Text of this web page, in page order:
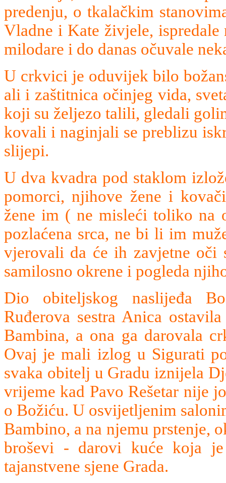
predenju, o tkalačkim
Vladne i Kate živjele,
milodare i do danas očuvale
U crkvici je oduvijek bilo
ali i zaštitnica očinjeg vida,
koji su željezo talili, gledali
kovali i naginjali se preblizu
slijepi.
U dva kvadra pod staklom
pomorci, njihove žene i
žene im ( ne misleći toliko na
pozlaćena srca, ne bi li im
vjerovali da će ih zavjetne oči
samilosno okrene i pogleda
Dio obiteljskog naslijeđa
Ruđerova sestra Anica
Bambina, a ona ga darovala
Ovaj je mali izlog u Sigurati
svaka obitelj u Gradu iznijela
vrijeme kad Pavo Rešetar nije
o Božiću. U osvijetljenim
Bambino, a na njemu prstenje,
broševi - darovi kuće koja
tajanstvene sjene Grada.